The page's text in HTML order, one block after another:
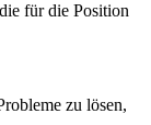
für die Position
zu lösen,